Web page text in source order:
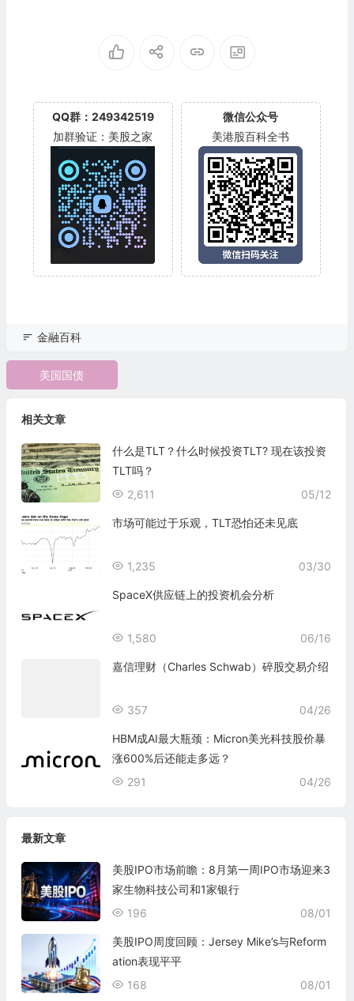
QQ群：249342519
加群验证：美股之家
微信公众号
美港股百科全书
金融百科
美国国债
相关文章
什么是TLT？什么时候投资TLT? 现在该投资
TLT吗？
05/12
2,611
市场可能过于乐观，TLT恐怕还未见底
03/30
1,235
SpaceX供应链上的投资机会分析
06/16
1,580
嘉信理财（Charles Schwab）碎股交易介绍
04/26
357
HBM成AI最大瓶颈：Micron美光科技股价暴
涨600%后还能走多远？
04/26
291
最新文章
美股IPO市场前瞻：8月第一周IPO市场迎来3
家生物科技公司和1家银行
08/01
196
美股IPO周度回顾：Jersey Mike’s与Reform
ation表现平平
08/01
168